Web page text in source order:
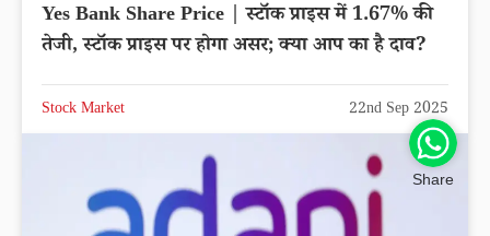
Yes Bank Share Price | स्टॉक प्राइस में 1.67% की
तेजी, स्टॉक प्राइस पर होगा असर; क्या आप का है दाव?
Stock Market 22nd Sep 2025
Share